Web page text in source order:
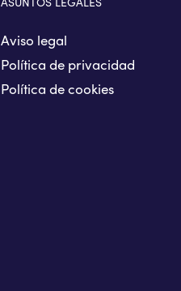
Aviso legal
Política de privacidad
Política de cookies